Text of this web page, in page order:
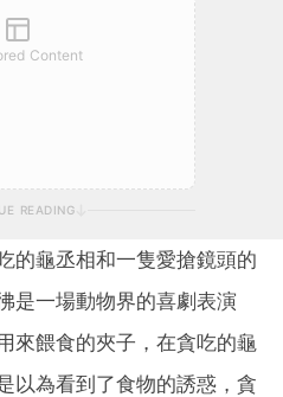
Content
READING
的龜丞相和一隻愛搶鏡頭的
是一場動物界的喜劇表演
來餵食的夾子，在貪吃的龜
以為看到了食物的誘惑，貪